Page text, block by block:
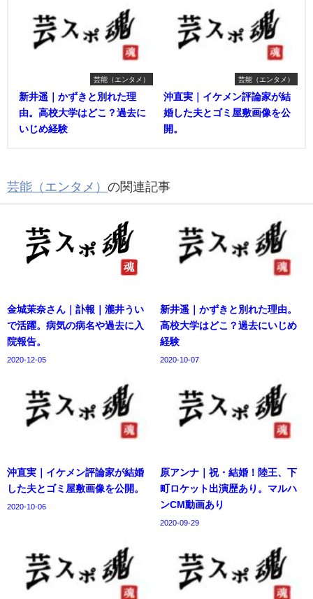
芸能（エンタメ）
新井遥｜かずきと別れた理
由。高校大学はどこ？過去に
いじめ経験
芸能（エンタメ）
沖直実｜イケメン評論家が結
婚した夫とゴミ屋敷画像を公
開。
芸能（エンタメ） の関連記事
金城茉奈さん｜訃報｜瀧井うい
で活躍。病気の病名や過去に入
院報告。
2020-12-05
新井遥｜かずきと別れた理由。
高校大学はどこ？過去にいじめ
経験
2020-10-07
沖直実｜イケメン評論家が結婚
した夫とゴミ屋敷画像を公開。
2020-10-06
原アンナ｜祝・結婚！陸王、下
町ロケット出演歴あり。マルハ
ンCM動画あり
2020-09-29